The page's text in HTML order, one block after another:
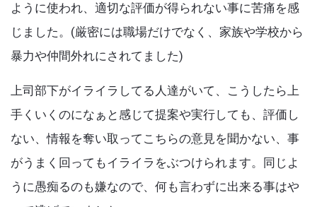
ように使われ、適切な評価が得られない事に苦痛を感
じました。(厳密には職場だけでなく、家族や学校から
暴力や仲間外れにされてました)
上司部下がイライラしてる人達がいて、こうしたら上
手くいくのになぁと感じて提案や実行しても、評価し
ない、情報を奪い取ってこちらの意見を聞かない、事
がうまく回ってもイライラをぶつけられます。同じよ
うに愚痴るのも嫌なので、何も言わずに出来る事はや